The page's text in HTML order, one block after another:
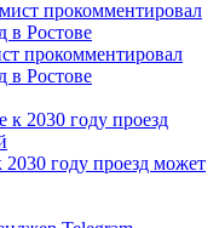
прокомментировал
в Ростове
году проезд может